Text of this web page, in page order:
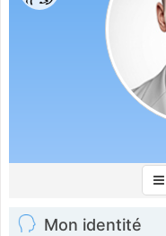
Mon identité